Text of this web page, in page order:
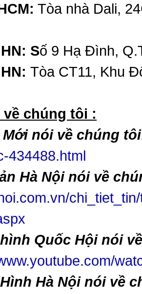
Tòa nhà Dali,
Số 9 Hạ Đình,
Tòa CT11, Khu
chúng tôi :
Mới nói về chúng
434488.html
Hà Nội nói về
Quốc Hội nói
Hà Nội nói về